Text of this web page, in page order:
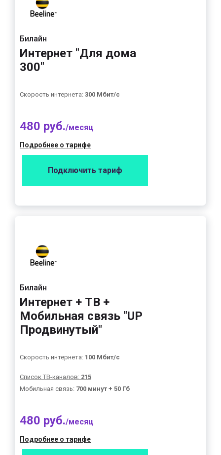
Билайн
Интернет "Для дома
300"
Скорость интернета: 300 Мбит/с
480 руб./месяц
Подробнее о тарифе
Подключить тариф
Билайн
Интернет + ТВ +
Мобильная связь "UP
Продвинутый"
Скорость интернета: 100 Мбит/с
Список ТВ-каналов: 215
Мобильная связь: 700 минут + 50 Гб
480 руб./месяц
Подробнее о тарифе